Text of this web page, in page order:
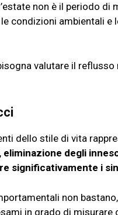
non è il periodo di
condizioni ambientali e
valutare il reflusso
dello stile di vita
degli
significativamente i
non
in grado di misurare